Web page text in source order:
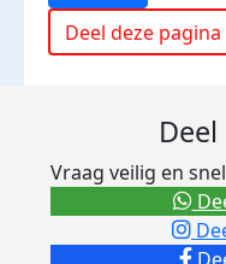
Deel deze pagina
Vraag veilig en